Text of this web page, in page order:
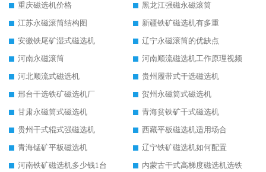
重庆磁选机价格
黑龙江强磁永磁滚筒
江苏永磁滚筒结构图
新疆铁矿磁选机有多重
安徽铁尾矿湿式磁选机
辽宁永磁滚筒的优缺点
河南永磁滚筒
河南顺流磁选机工作原理视频
河北顺流式磁选机
贵州履带式干选磁选机
邢台干选铁矿磁选机厂
贺州永磁筒式磁选机
甘肃永磁筒式磁选机
青海贫铁矿干式磁选机
贵州干式辊式强磁选机
西藏平板磁选机适用场合
青海锰矿平板磁选机
辽宁铁矿磁选机如何配置
河南铁矿磁选机多少钱1台
内蒙古干式高梯度磁选机选铁